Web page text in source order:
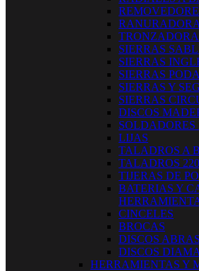
SIERRAS
SIERRAS
SIERRAS
SIERRAS Y
SIERRAS
DISCOS
SOLDADORES
LIJAS
TALADROS A
TALADROS
TIJERAS DE
BATERIAS Y
CINCELES
BROCAS
DISCOS
DISCOS
HERRAMIENTAS Y